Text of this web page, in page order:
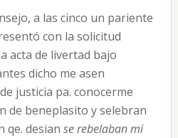
a las cinco un pariente
con la solicitud
acta de livertad bajo
dicho me asen
justicia pa. conocerme
de beneplasito y selebran
qe. desian se rebelaban mi